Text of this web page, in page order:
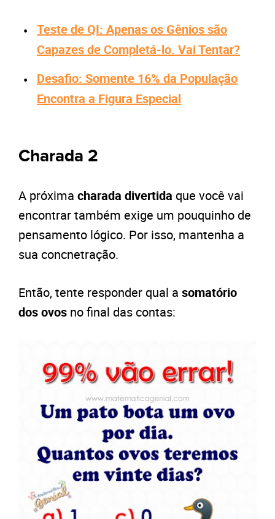
Teste de QI: Apenas os Gênios são
Capazes de Completá-lo. Vai Tentar?
Desafio: Somente 16% da População
Encontra a Figura Especial
Charada 2
A próxima charada divertida que você vai
encontrar também exige um pouquinho de
pensamento lógico. Por isso, mantenha a
sua concnetração.
Então, tente responder qual a somatório
dos ovos no final das contas: